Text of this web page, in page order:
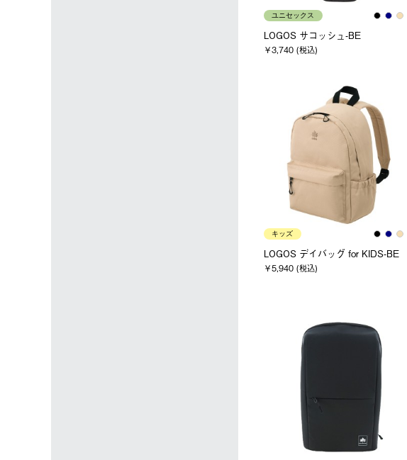
ユニセックス
LOGOS サコッシュ-BE
￥3,740 (税込)
キッズ
LOGOS デイバッグ for KIDS-BE
￥5,940 (税込)